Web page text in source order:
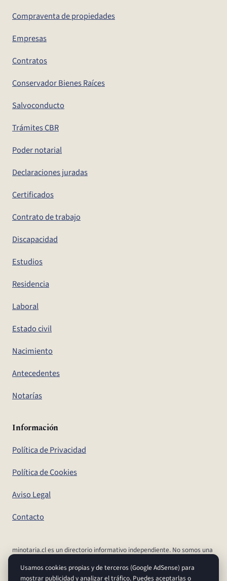
Compraventa de propiedades
Empresas
Contratos
Conservador Bienes Raíces
Salvoconducto
Trámites CBR
Poder notarial
Declaraciones juradas
Certificados
Contrato de trabajo
Discapacidad
Estudios
Residencia
Laboral
Estado civil
Nacimiento
Antecedentes
Notarías
Información
Política de Privacidad
Política de Cookies
Aviso Legal
Contacto
minotaria.cl es un directorio informativo independiente. No somos una
Estado. Para realizar tus trámites y confirmar aranceles y plazos,
Usamos cookies propias y de terceros (Google AdSense) para
mostrar publicidad y analizar el tráfico. Puedes aceptarlas o